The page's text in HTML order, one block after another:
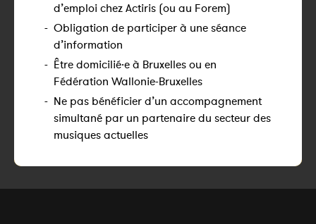
d’emploi chez Actiris (ou au Forem)
- Obligation de participer à une séance
d’information
- Être domicilié·e à Bruxelles ou en
Fédération Wallonie-Bruxelles
- Ne pas bénéficier d’un accompagnement
simultané par un partenaire du secteur des
musiques actuelles